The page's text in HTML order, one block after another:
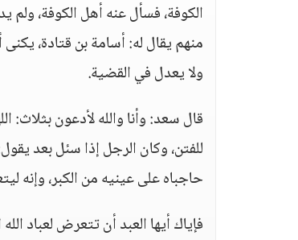
الكوفة، فسأل عنه أهل الكوفة،
منهم يقال له: أسامة بن قتادة، يكنى
ولا يعدل في القضية.
قال سعد: وأنا والله لأدعون بثلاث:
للفتن، وكان الرجل إذا سئل بعد
حاجباه على عينيه من الكبر، وإنه
فإياك أيها العبد أن تتعرض لعباد